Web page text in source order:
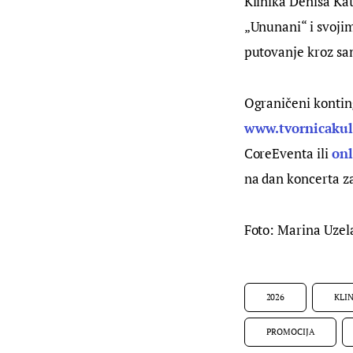
„Ununani“ i
putovanje kroz
Ograničeni
CoreEventa ili
na dan koncerta
Foto: Marina
2026
PROMOCIJA